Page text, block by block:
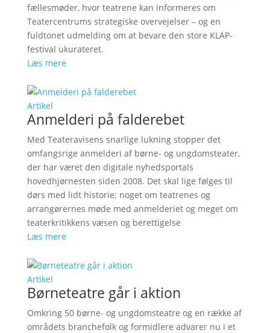
fællesmøder, hvor teatrene kan informeres om
Teatercentrums strategiske overvejelser – og en
fuldtonet udmelding om at bevare den store KLAP-
festival ukurateret.
Læs mere
Artikel
Anmelderi på falderebet
Med Teateravisens snarlige lukning stopper det
omfangsrige anmelderi af børne- og ungdomsteater,
der har været den digitale nyhedsportals
hovedhjørnesten siden 2008. Det skal lige følges til
dørs med lidt historie; noget om teatrenes og
arrangørernes møde med anmelderiet og meget om
teaterkritikkens væsen og berettigelse
Læs mere
Artikel
Børneteatre går i aktion
Omkring 50 børne- og ungdomsteatre og en række af
områdets branchefolk og formidlere advarer nu i et